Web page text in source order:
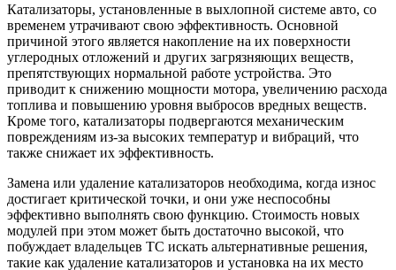
Катализаторы, установленные в выхлопной системе авто, со
временем утрачивают свою эффективность. Основной
причиной этого является накопление на их поверхности
углеродных отложений и других загрязняющих веществ,
препятствующих нормальной работе устройства. Это
приводит к снижению мощности мотора, увеличению расхода
топлива и повышению уровня выбросов вредных веществ.
Кроме того, катализаторы подвергаются механическим
повреждениям из-за высоких температур и вибраций, что
также снижает их эффективность.
Замена или удаление катализаторов необходима, когда износ
достигает критической точки, и они уже неспособны
эффективно выполнять свою функцию. Стоимость новых
модулей при этом может быть достаточно высокой, что
побуждает владельцев ТС искать альтернативные решения,
такие как удаление катализаторов и установка на их место